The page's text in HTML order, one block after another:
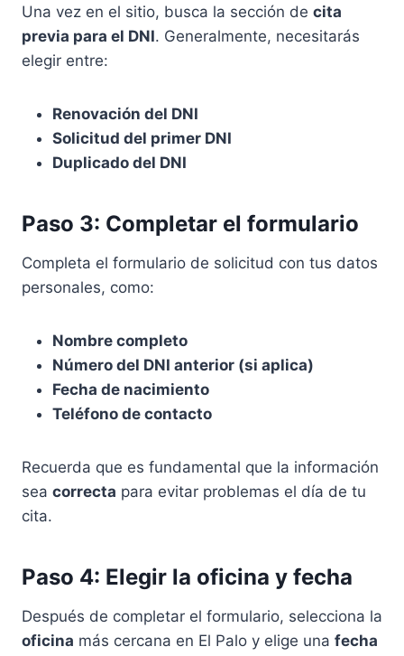
Una vez en el sitio, busca la sección de cita
previa para el DNI. Generalmente, necesitarás
elegir entre:
Renovación del DNI
Solicitud del primer DNI
Duplicado del DNI
Paso 3: Completar el formulario
Completa el formulario de solicitud con tus datos
personales, como:
Nombre completo
Número del DNI anterior (si aplica)
Fecha de nacimiento
Teléfono de contacto
Recuerda que es fundamental que la información
sea correcta para evitar problemas el día de tu
cita.
Paso 4: Elegir la oficina y fecha
Después de completar el formulario, selecciona la
oficina más cercana en El Palo y elige una fecha